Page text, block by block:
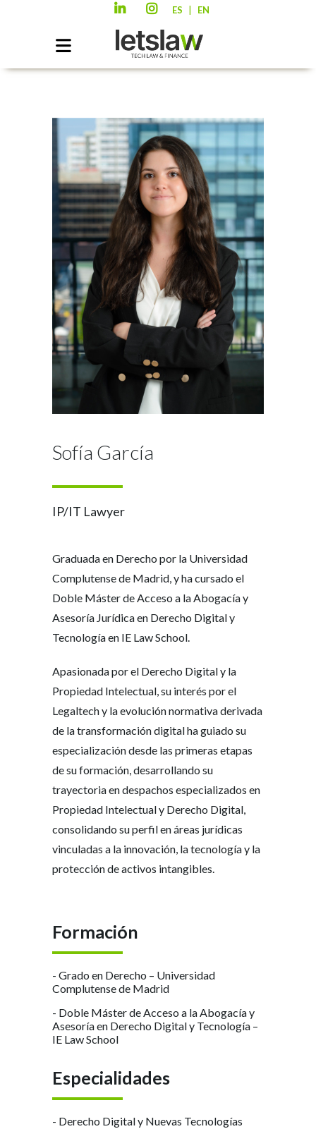
ES EN
Sofía García
IP/IT Lawyer
Graduada en Derecho por la Universidad
Complutense de Madrid, y ha cursado el
Doble Máster de Acceso a la Abogacía y
Asesoría Jurídica en Derecho Digital y
Tecnología en IE Law School.
Apasionada por el Derecho Digital y la
Propiedad Intelectual, su interés por el
Legaltech y la evolución normativa derivada
de la transformación digital ha guiado su
especialización desde las primeras etapas
de su formación, desarrollando su
trayectoria en despachos especializados en
Propiedad Intelectual y Derecho Digital,
consolidando su perfil en áreas jurídicas
vinculadas a la innovación, la tecnología y la
protección de activos intangibles.
Formación
- Grado en Derecho – Universidad
Complutense de Madrid
- Doble Máster de Acceso a la Abogacía y
Asesoría en Derecho Digital y Tecnología –
IE Law School
Especialidades
- Derecho Digital y Nuevas Tecnologías